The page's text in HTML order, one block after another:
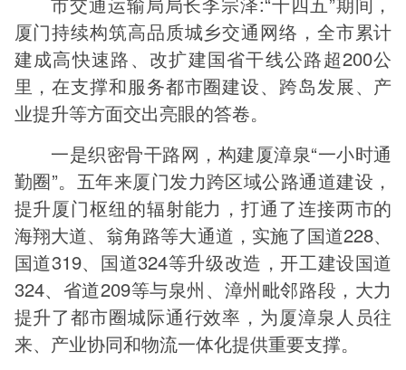
厦门持续构筑高品质城乡交通网络，全市累计
建成高快速路、改扩建国省干线公路超200公
里，在支撑和服务都市圈建设、跨岛发展、产
业提升等方面交出亮眼的答卷。
一是织密骨干路网，构建厦漳泉“一小时通
勤圈”。五年来厦门发力跨区域公路通道建设，
提升厦门枢纽的辐射能力，打通了连接两市的
海翔大道、翁角路等大通道，实施了国道228、
国道319、国道324等升级改造，开工建设国道
324、省道209等与泉州、漳州毗邻路段，大力
提升了都市圈城际通行效率，为厦漳泉人员往
来、产业协同和物流一体化提供重要支撑。